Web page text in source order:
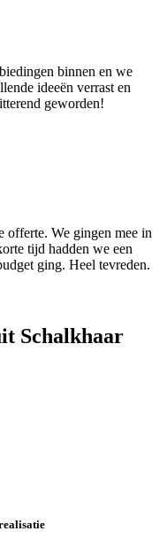
binnen en we
ideeën verrast en
geworden!
offerte. We gingen mee in
tijd hadden we een
ging. Heel tevreden.
Schalkhaar